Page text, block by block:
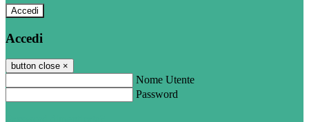
Accedi
Accedi
button close ×
Nome Utente
Password